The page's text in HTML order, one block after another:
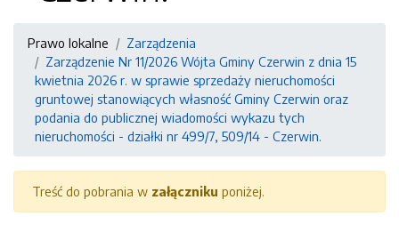
Prawo lokalne
Zarządzenia
Zarządzenie Nr 11/2026 Wójta Gminy Czerwin z dnia 15
kwietnia 2026 r. w sprawie sprzedaży nieruchomości
gruntowej stanowiących własność Gminy Czerwin oraz
podania do publicznej wiadomości wykazu tych
nieruchomości - działki nr 499/7, 509/14 - Czerwin.
Treść do pobrania w załączniku poniżej.